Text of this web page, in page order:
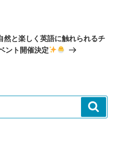
然と楽しく英語に触れられるチ
ント開催決定